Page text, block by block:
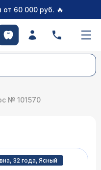
от 60 000 руб. 🔥
№ 101570
32 года, Ясный